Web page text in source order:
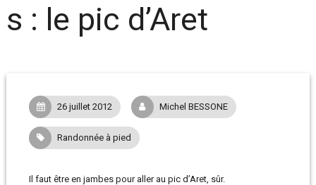
s : le pic d’Aret
26 juillet 2012 Michel BESSONE
Randonnée à pied
Il faut être en jambes pour aller au pic d’Aret, sûr.